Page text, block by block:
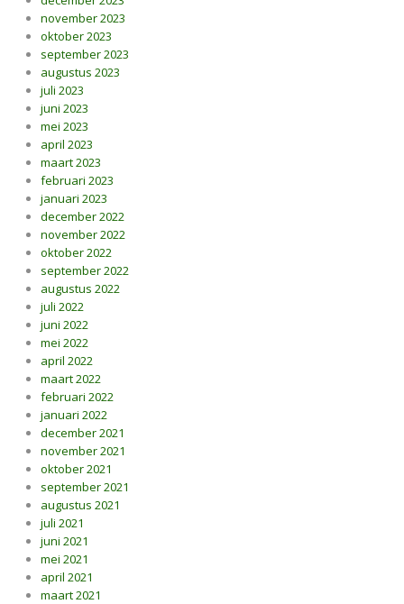
november 2023
oktober 2023
september 2023
augustus 2023
juli 2023
juni 2023
mei 2023
april 2023
maart 2023
februari 2023
januari 2023
december 2022
november 2022
oktober 2022
september 2022
augustus 2022
juli 2022
juni 2022
mei 2022
april 2022
maart 2022
februari 2022
januari 2022
december 2021
november 2021
oktober 2021
september 2021
augustus 2021
juli 2021
juni 2021
mei 2021
april 2021
maart 2021